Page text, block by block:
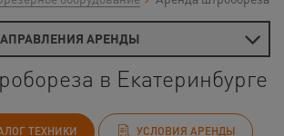
АРЕНДЫ
в Екатеринбурге
ТЕХНИКИ УСЛОВИЯ АРЕНДЫ